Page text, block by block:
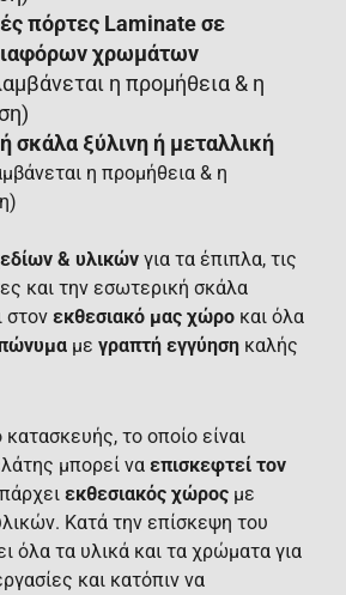
πόρτες Laminate σε
χρωμάτων
η προμήθεια & η
σκάλα ξύλινη ή μεταλλική
η προμήθεια & η
& υλικών για τα έπιπλα, τις
και την εσωτερική σκάλα
στον εκθεσιακό μας χώρο και όλα
με γραπτή εγγύηση καλής
το οποίο είναι
μπορεί να επισκεφτεί τον
εκθεσιακός χώρος με
Κατά την επίσκεψη του
όλα τα υλικά και τα χρώματα για
και κατόπιν να